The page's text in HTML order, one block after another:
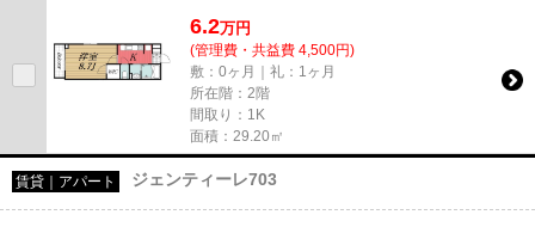
6.2万円
(管理費・共益費 4,500円)
敷：0ヶ月｜礼：1ヶ月
所在階：2階
間取り：1K
面積：29.20㎡
賃貸｜アパート ジェンティーレ703